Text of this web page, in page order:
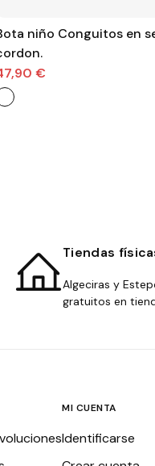
niño Conguitos en
€
Tiendas
Algeciras y
gratuitos en
MI CUENTA
Identificarse